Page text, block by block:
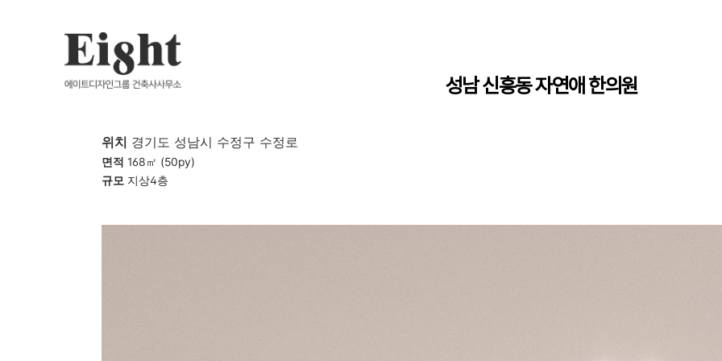
성남 신흥동 자연애 한의원
위치 경기도 성남시 수정구 수정로
면적 168㎡ (50py)
규모 지상4층